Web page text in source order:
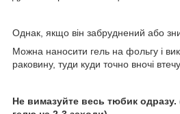
Однак, якщо він забруднений або
Можна наносити гель на фольгу і
раковину, туди куди точно вночі
Не вимазуйте весь тюбик